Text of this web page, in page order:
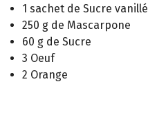
1 sachet de Sucre vanillé
250 g de Mascarpone
60 g de Sucre
3 Oeuf
2 Orange